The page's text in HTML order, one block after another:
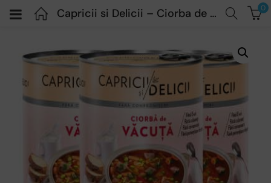
Capricii si Delicii – Ciorba de Vacuta – 3x400gr 0